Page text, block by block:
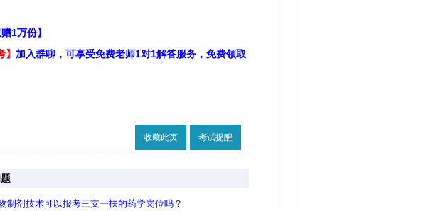
1万份】
加入群聊，可享受免费老师1对1解答服务，免费领取
收藏此页 考试提醒
制剂技术可以报考三支一扶的药学岗位吗？